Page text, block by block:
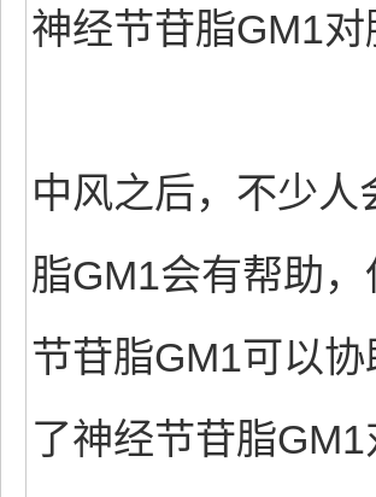
神经节苷脂GM1
中风之后，不少
脂GM1会有帮助
节苷脂GM1可以
了神经节苷脂